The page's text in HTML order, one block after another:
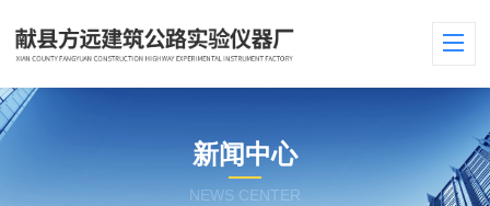
新闻中心
NEWS CENTER